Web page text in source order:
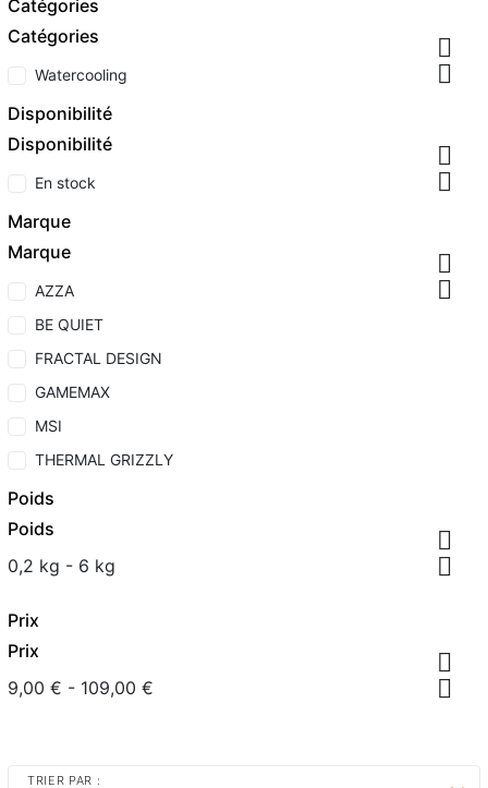
Catégories
Catégories


Watercooling
Disponibilité
Disponibilité


En stock
Marque
Marque


AZZA
BE QUIET
FRACTAL DESIGN
GAMEMAX
MSI
THERMAL GRIZZLY
Poids
Poids


0,2 kg - 6 kg
Prix
Prix


9,00 € - 109,00 €
TRIER PAR :